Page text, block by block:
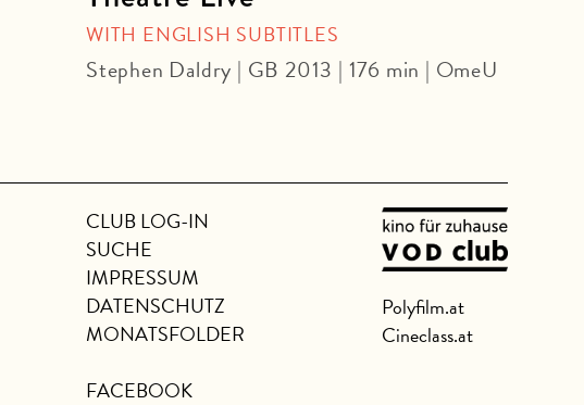
WITH ENGLISH SUBTITLES
Stephen Daldry | GB 2013 | 176 min | OmeU
CLUB LOG-IN
SUCHE
IMPRESSUM
DATENSCHUTZ
MONATSFOLDER
FACEBOOK
Polyfilm.at
Cineclass.at